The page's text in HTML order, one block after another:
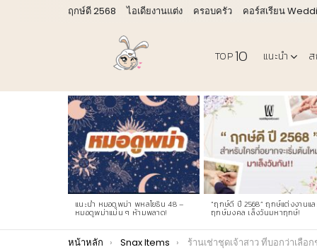
ฤกษ์ดี 2568 ไอเดียงานแต่ง ครอบครัว คอร์สเรียน
TOP10 แนะนำ
LATEST
STORIES
แนะนำ หมอดูพม่า พหลโยธิน 48 –
หมอดูพม่าแม่น ๆ ห้ามพลาด!
“ฤกษ์ดี ปี 2568” ฤกษ์แต่งงานแล
ฤกษ์มงคล เล็งวันมหาฤกษ์!
You are here:
หน้าหลัก Snax Items ร้านเช่าชุดเจ้าสาว ที่บอกว่าเลือกชุดไหนก็ได้ แต่หลังมัดจำเงิน